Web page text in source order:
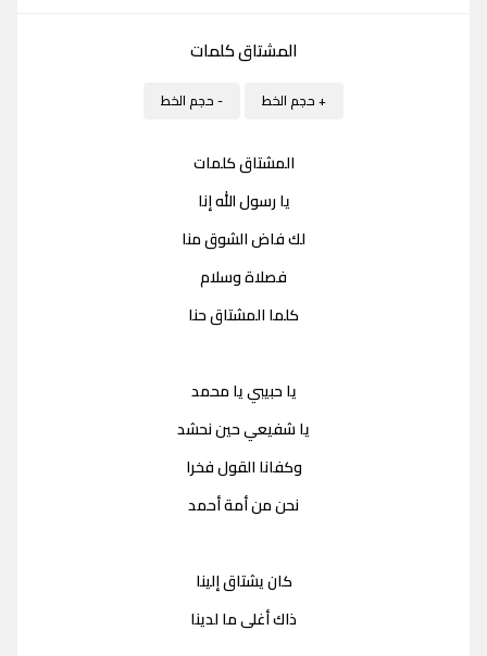
المشتاق كلمات
+ حجم الخط - حجم الخط
المشتاق كلمات
يا رسول الله إنا
لك فاض الشوق منا
فصلاة وسلام
كلما المشتاق حنا
يا حبيبي يا محمد
يا شفيعي حين نحشد
وكفانا القول فخرا
نحن من أمة أحمد
كان يشتاق إلينا
ذاك أغلى ما لدينا